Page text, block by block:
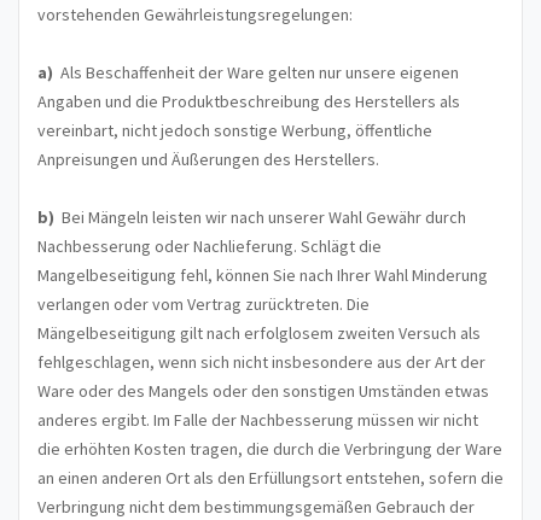
vorstehenden Gewährleistungsregelungen:
a) Als Beschaffenheit der Ware gelten nur unsere eigenen
Angaben und die Produktbeschreibung des Herstellers als
vereinbart, nicht jedoch sonstige Werbung, öffentliche
Anpreisungen und Äußerungen des Herstellers.
b) Bei Mängeln leisten wir nach unserer Wahl Gewähr durch
Nachbesserung oder Nachlieferung. Schlägt die
Mangelbeseitigung fehl, können Sie nach Ihrer Wahl Minderung
verlangen oder vom Vertrag zurücktreten. Die
Mängelbeseitigung gilt nach erfolglosem zweiten Versuch als
fehlgeschlagen, wenn sich nicht insbesondere aus der Art der
Ware oder des Mangels oder den sonstigen Umständen etwas
anderes ergibt. Im Falle der Nachbesserung müssen wir nicht
die erhöhten Kosten tragen, die durch die Verbringung der Ware
an einen anderen Ort als den Erfüllungsort entstehen, sofern die
Verbringung nicht dem bestimmungsgemäßen Gebrauch der